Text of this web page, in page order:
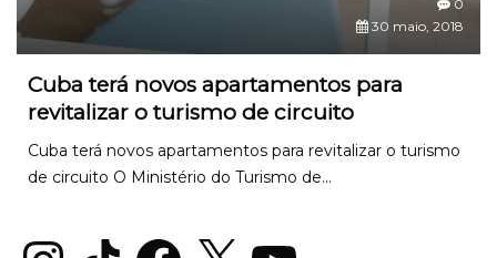
0
30 maio, 2018
Cuba terá novos apartamentos para
revitalizar o turismo de circuito
Cuba terá novos apartamentos para revitalizar o turismo
de circuito O Ministério do Turismo de...
InstagramTikTok Facebook
X YouTube